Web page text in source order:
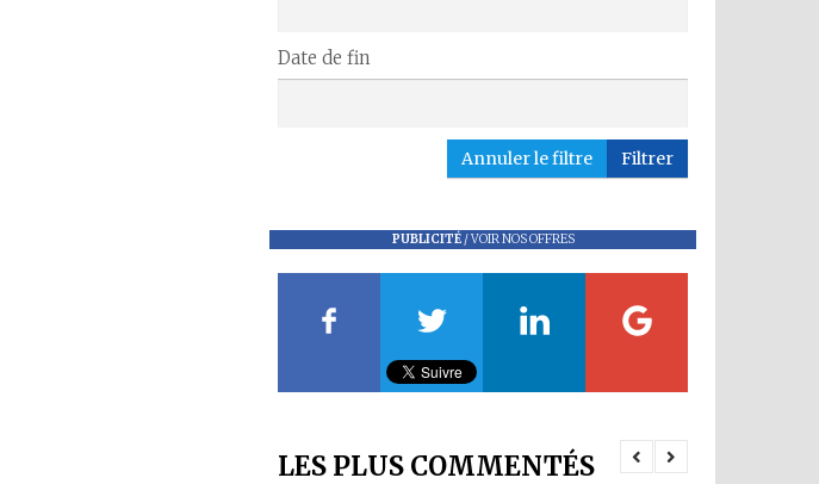
Date de fin
Filtrer
Annuler le filtre
PUBLICITÉ/VOIR NOS OFFRES
LES PLUS COMMENTÉS